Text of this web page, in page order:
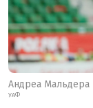
Андреа Мальдера
УАФ